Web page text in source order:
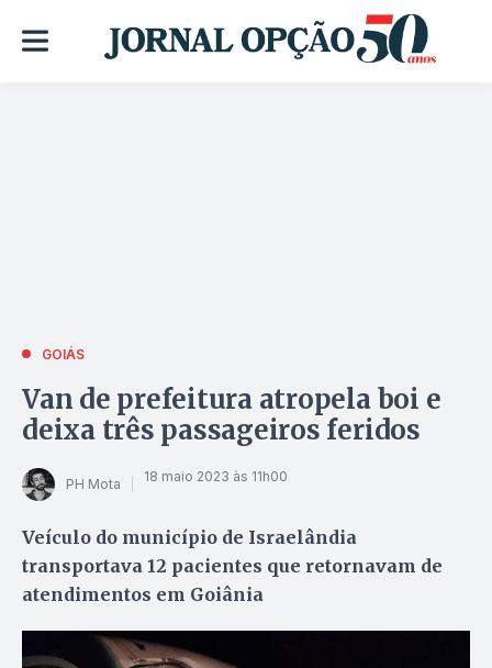
GOIÁS
Van de prefeitura atropela boi e
deixa três passageiros feridos
PH Mota 18 maio 2023 às 11h00
Veículo do município de Israelândia
transportava 12 pacientes que retornavam de
atendimentos em Goiânia